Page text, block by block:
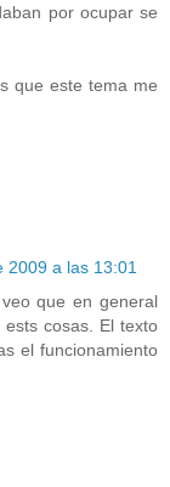
por ocupar se
que este tema me
2009 a las 13:01
que en general
cosas. El texto
el funcionamiento